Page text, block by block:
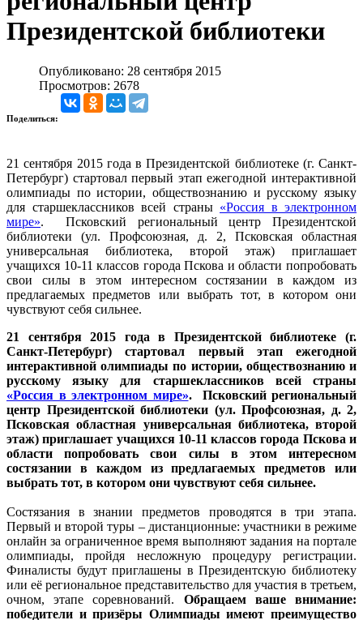
Президентской библиотеки
Опубликовано: 28 сентября 2015
Просмотров: 2678
Поделиться:
21 сентября 2015 года в Президентской библиотеке (г. Санкт-
Петербург) стартовал первый этап ежегодной интерактивной
олимпиады по истории, обществознанию и русскому языку
для старшеклассников всей страны «Россия в электронном
мире». Псковский региональный центр Президентской
библиотеки (ул. Профсоюзная, д. 2, Псковская областная
универсальная библиотека, второй этаж) приглашает
учащихся 10-11 классов города Пскова и области попробовать
свои силы в этом интересном состязании в каждом из
предлагаемых предметов или выбрать тот, в котором они
чувствуют себя сильнее.
21 сентября 2015 года в Президентской библиотеке (г.
Санкт-Петербург) стартовал первый этап ежегодной
интерактивной олимпиады по истории, обществознанию и
русскому языку для старшеклассников всей страны
«Россия в электронном мире». Псковский региональный
центр Президентской библиотеки (ул. Профсоюзная, д. 2,
Псковская областная универсальная библиотека, второй
этаж) приглашает учащихся 10-11 классов города Пскова и
области попробовать свои силы в этом интересном
состязании в каждом из предлагаемых предметов или
выбрать тот, в котором они чувствуют себя сильнее.
Состязания в знании предметов проводятся в три этапа.
Первый и второй туры – дистанционные: участники в режиме
онлайн за ограниченное время выполняют задания на портале
олимпиады, пройдя несложную процедуру регистрации.
Финалисты будут приглашены в Президентскую библиотеку
или её региональное представительство для участия в третьем,
очном, этапе соревнований. Обращаем ваше внимание:
победители и призёры Олимпиады имеют преимущество